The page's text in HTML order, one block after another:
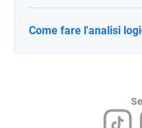
Come fare l'analisi